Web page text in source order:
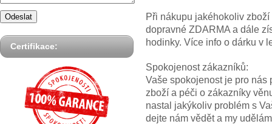
Certifikace:
Při nákupu jakéhokoliv
dopravné ZDARMA a dále
hodinky. Více info o dárku v
Spokojenost zákazníků:
Vaše spokojenost je pro nás
zboží a péči o zákazníky
nastal jakýkoliv problém s
dejte nám vědět a my